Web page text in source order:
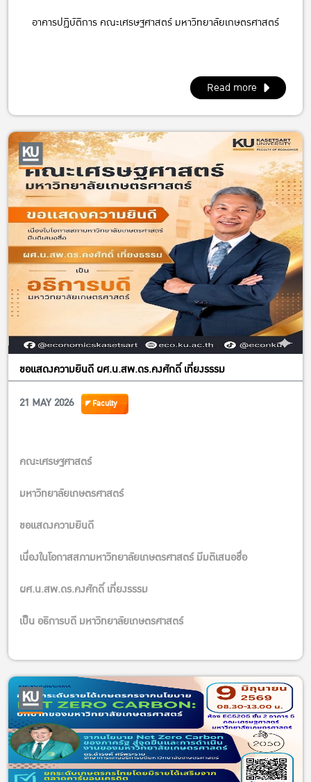
อาคารปฏิบัติการ คณะเศรษฐศาสตร์ มหาวิทยาลัยเกษตรศาสตร์
Read more
ขอแสดงความยินดี ผศ.น.สพ.ดร.คงศักดิ์ เที่ยงรรรม
21 MAY 2026
Faculty
คณะเศรษฐศาสตร์
มหาวิทยาลัยเกษตรศาสตร์
ขอแสดงความยินดี
เนื่องในโอกาสสภามหาวิทยาลัยเกษตรศาสตร์ มีมติเสนอชื่อ
ผศ.น.สพ.ดร.คงศักดิ์ เที่ยงรรรม
เป็น อธิการบดี มหาวิทยาลัยเกษตรศาสตร์